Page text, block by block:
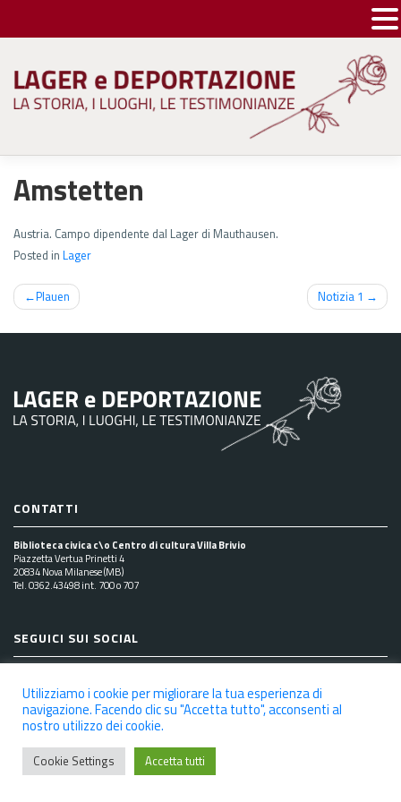
content
Amstetten
Austria. Campo dipendente dal Lager di Mauthausen.
Posted in Lager
Navigazione
articoli
Plauen Notizia 1
CONTATTI
Biblioteca civica c\o Centro di cultura Villa Brivio
Piazzetta Vertua Prinetti 4
20834 Nova Milanese (MB)
Tel. 0362.43498 int. 700 o 707
SEGUICI SUI SOCIAL
NOTE LEGALI PRIVACY POLICY
Utilizziamo i cookie per migliorare la tua esperienza di
navigazione. Facendo clic su "Accetta tutto", acconsenti al
nostro utilizzo dei cookie.
Cookie Settings Accetta tutti